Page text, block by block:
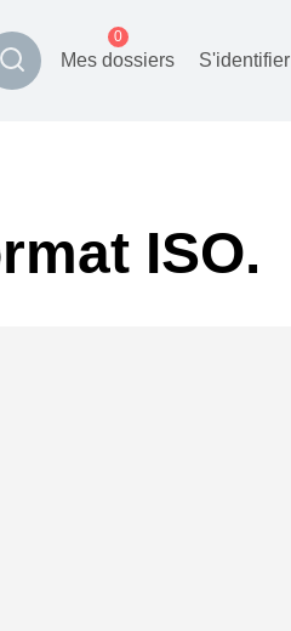
Mes dossiers
0
S'identifier
ISO.